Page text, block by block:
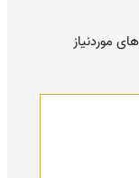
موردنیاز